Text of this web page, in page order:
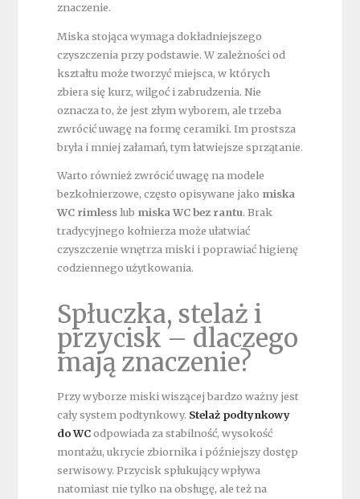
znaczenie.
Miska stojąca wymaga dokładniejszego
czyszczenia przy podstawie. W zależności od
kształtu może tworzyć miejsca, w których
zbiera się kurz, wilgoć i zabrudzenia. Nie
oznacza to, że jest złym wyborem, ale trzeba
zwrócić uwagę na formę ceramiki. Im prostsza
bryła i mniej załamań, tym łatwiejsze sprzątanie.
Warto również zwrócić uwagę na modele
bezkołnierzowe, często opisywane jako miska
WC rimlesslub miska WC bez rantu. Brak
tradycyjnego kołnierza może ułatwiać
czyszczenie wnętrza miski i poprawiać higienę
codziennego użytkowania.
Spłuczka, stelaż i
przycisk – dlaczego
mają znaczenie?
Przy wyborze miski wiszącej bardzo ważny jest
cały system podtynkowy. Stelaż podtynkowy
do WCodpowiada za stabilność, wysokość
montażu, ukrycie zbiornika i późniejszy dostęp
serwisowy. Przycisk spłukujący wpływa
natomiast nie tylko na obsługę, ale też na